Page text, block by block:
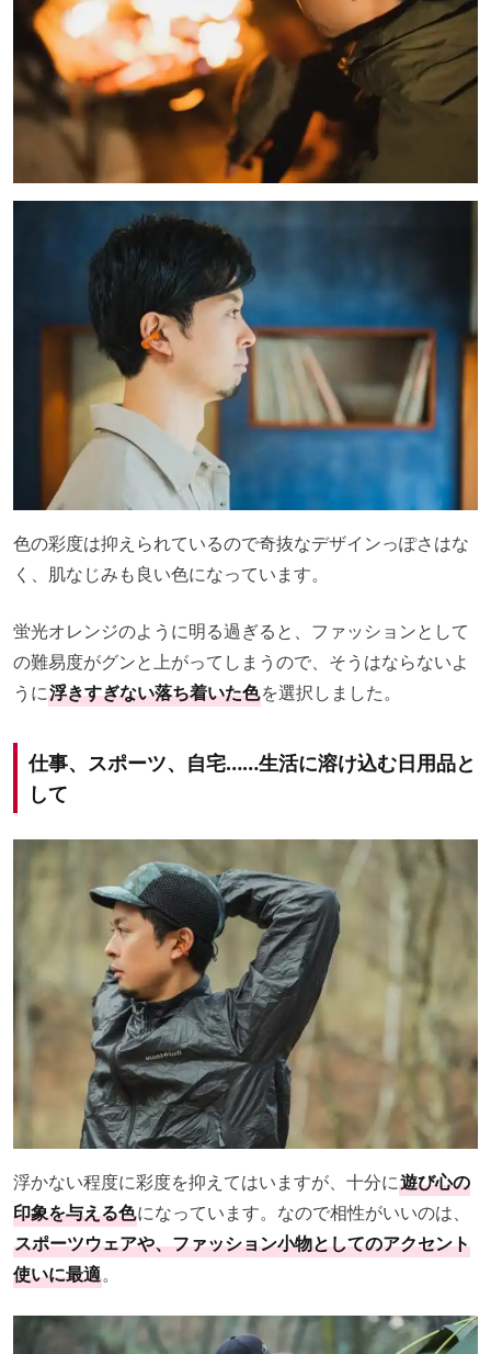
色の彩度は抑えられているので奇抜なデザインっぽさはな
く、肌なじみも良い色になっています。
蛍光オレンジのように明る過ぎると、ファッションとして
の難易度がグンと上がってしまうので、そうはならないよ
うに浮きすぎない落ち着いた色を選択しました。
仕事、スポーツ、自宅……生活に溶け込む日用品と
して
浮かない程度に彩度を抑えてはいますが、十分に遊び心の
印象を与える色になっています。なので相性がいいのは、
スポーツウェアや、ファッション小物としてのアクセント
使いに最適。